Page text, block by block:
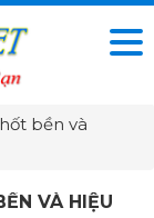
bền và
VÀ HIỆU